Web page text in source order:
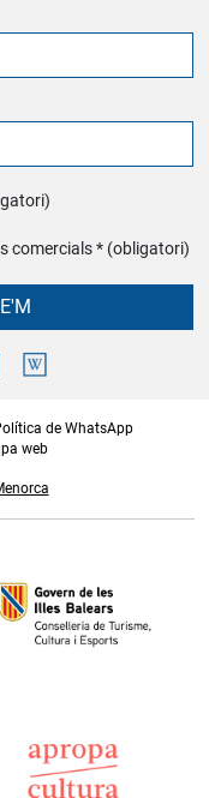
comercials * (obligatori)
de WhatsApp
web